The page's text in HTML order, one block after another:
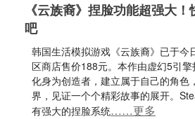
《云族裔》捏脸功能超强大
吧
韩国生活模拟游戏《云族裔》已于今
区商店售价188元。本作由虚幻5引
化身为创造者，建立属于自己的角色
界，见证一个个精彩故事的展开。
有强大的捏脸系统……更多